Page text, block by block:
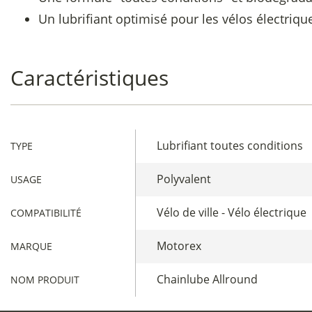
Un lubrifiant optimisé pour les vélos
Caractéristiques
TYPE Lubrifiant toutes conditions
USAGE Polyvalent
COMPATIBILITÉ Vélo de ville - Vélo électrique
MARQUE Motorex
NOM PRODUIT Chainlube Allround